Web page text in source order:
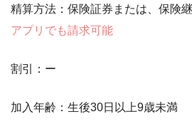
精算方法：保険証券または、保険
アプリでも請求可能
割引：ー
加入年齢：生後30日以上9歳未満